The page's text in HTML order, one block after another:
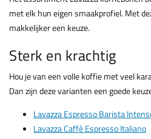
met elk hun eigen smaakprofiel. Met
makkelijker een keuze.
Sterk en krachtig
Hou je van een volle koffie met veel
Dan zijn deze varianten een goede
Lavazza Espresso Barista
Lavazza Caffè Espresso Italiano